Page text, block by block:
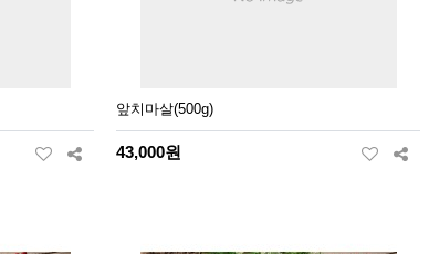
앞치마살(500g)
43,000원